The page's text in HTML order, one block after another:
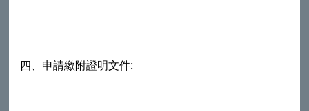
四、申請繳附證明文件: